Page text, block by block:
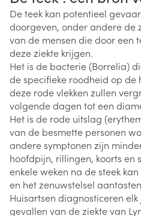
De teek kan potentieel
doorgeven, onder andere de
van de mensen die door een
deze ziekte krijgen.
Het is de bacterie (Borrelia)
de specifieke roodheid op de
deze rode vlekken zullen
volgende dagen tot een
Het is de rode uitslag
van de besmette personen
andere symptonen zijn
hoofdpijn, rillingen, koorts en
enkele weken na de steek
en het zenuwstelsel
Huisartsen diagnosticeren
gevallen van de ziekte van